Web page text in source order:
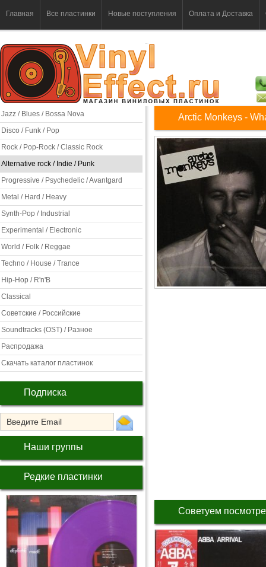
Главная Все пластинки Новые поступления Оплата и Доставка
Jazz / Blues / Bossa Nova
Disco / Funk / Pop
Rock / Pop-Rock / Classic Rock
Alternative rock / Indie / Punk
Progressive / Psychedelic / Avantgard
Metal / Hard / Heavy
Synth-Pop / Industrial
Experimental / Electronic
World / Folk / Reggae
Techno / House / Trance
Hip-Hop / R'n'B
Classical
Советские / Российские
Soundtracks (OST) / Разное
Распродажа
Скачать каталог пластинок
Подписка
Наши группы
Редкие пластинки
Arctic Monkeys -
Советуем